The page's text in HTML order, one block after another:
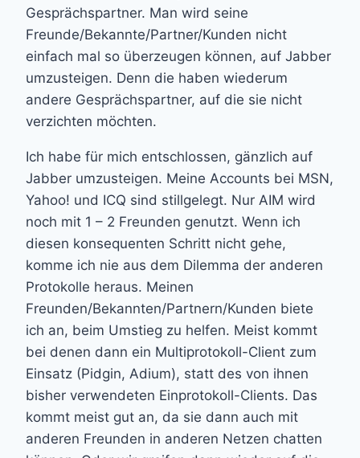
Gesprächspartner. Man wird seine
Freunde/Bekannte/Partner/Kunden nicht
einfach mal so überzeugen können, auf Jabber
umzusteigen. Denn die haben wiederum
andere Gesprächspartner, auf die sie nicht
verzichten möchten.
Ich habe für mich entschlossen, gänzlich auf
Jabber umzusteigen. Meine Accounts bei MSN,
Yahoo! und ICQ sind stillgelegt. Nur AIM wird
noch mit 1 – 2 Freunden genutzt. Wenn ich
diesen konsequenten Schritt nicht gehe,
komme ich nie aus dem Dilemma der anderen
Protokolle heraus. Meinen
Freunden/Bekannten/Partnern/Kunden biete
ich an, beim Umstieg zu helfen. Meist kommt
bei denen dann ein Multiprotokoll-Client zum
Einsatz (Pidgin, Adium), statt des von ihnen
bisher verwendeten Einprotokoll-Clients. Das
kommt meist gut an, da sie dann auch mit
anderen Freunden in anderen Netzen chatten